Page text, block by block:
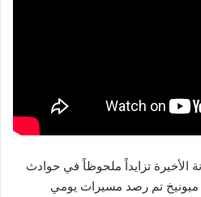
الأخيرة تزايداً ملحوظاً في حوادث
تم رصد مسيرات يومي